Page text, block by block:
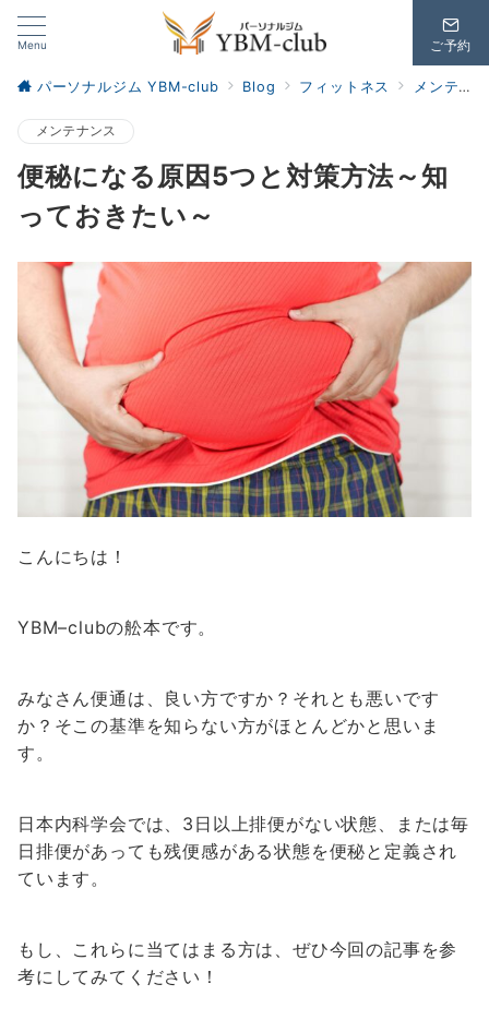
Menu ご予約
パーソナルジム YBM-club Blog フィットネス メンテナンス
メンテナンス
便秘になる原因5つと対策方法～知
っておきたい～
こんにちは！
YBM–clubの舩本です。
みなさん便通は、良い方ですか？それとも悪いです
か？そこの基準を知らない方がほとんどかと思いま
す。
日本内科学会では、3日以上排便がない状態、または毎
日排便があっても残便感がある状態を便秘と定義され
ています。
もし、これらに当てはまる方は、ぜひ今回の記事を参
考にしてみてください！